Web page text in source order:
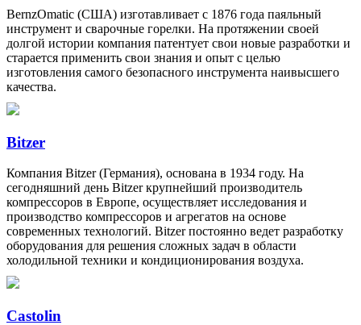
BernzOmatic (США) изготавливает с 1876 года паяльный
инструмент и сварочные горелки. На протяжении своей
долгой истории компания патентует свои новые разработки и
старается применить свои знания и опыт с целью
изготовления самого безопасного инструмента наивысшего
качества.
Bitzer
Компания Bitzer (Германия), основана в 1934 году. На
сегодняшний день Bitzer крупнейший производитель
компрессоров в Европе, осуществляет исследования и
производство компрессоров и агрегатов на основе
современных технологий. Bitzer постоянно ведет разработку
оборудования для решения сложных задач в области
холодильной техники и кондиционирования воздуха.
Castolin